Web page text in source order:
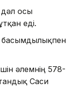
осы
еді.
әлемнің 578-
Саси